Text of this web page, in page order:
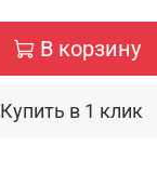
В корзину
Купить в 1 клик